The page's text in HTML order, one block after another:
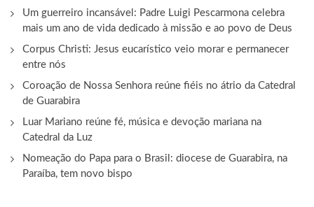
Um guerreiro incansável: Padre Luigi Pescarmona celebra
mais um ano de vida dedicado à missão e ao povo de Deus
Corpus Christi: Jesus eucarístico veio morar e permanecer
entre nós
Coroação de Nossa Senhora reúne fiéis no átrio da Catedral
de Guarabira
Luar Mariano reúne fé, música e devoção mariana na
Catedral da Luz
Nomeação do Papa para o Brasil: diocese de Guarabira, na
Paraíba, tem novo bispo